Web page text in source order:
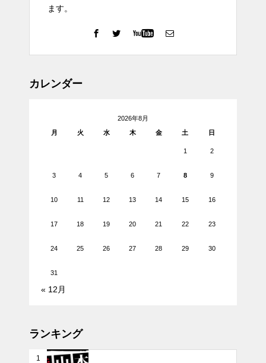
ます。
カレンダー
2026年8月
月
火 水 木 金 土 日
1 2
3 4 5 6 7 8 9
10 11 12 13 14 15 16
17 18 19 20 21 22 23
24 25 26 27 28 29 30
31
« 12月
ランキング
1